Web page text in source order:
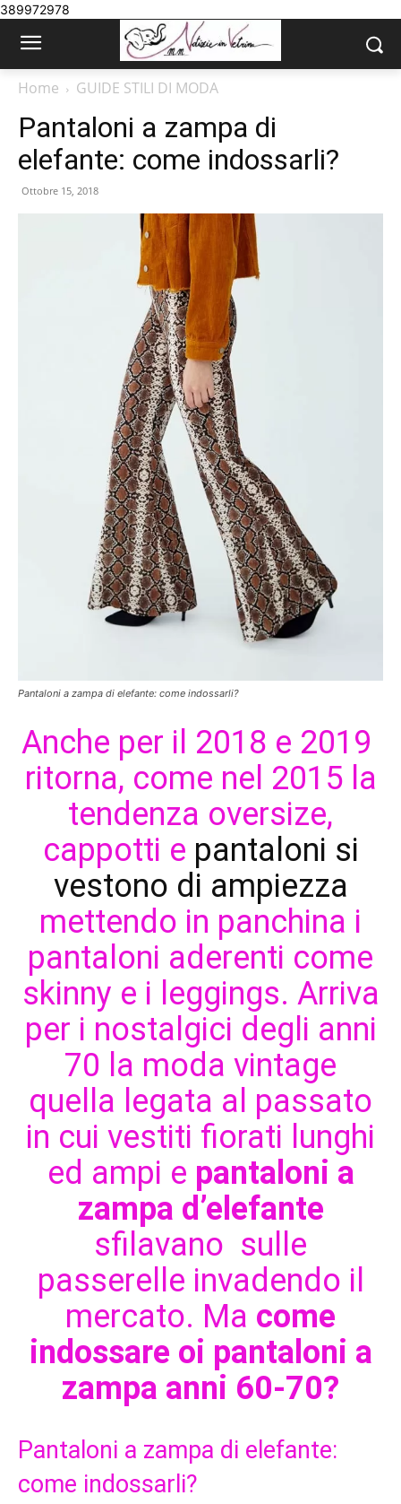
389972978
Home GUIDE STILI DI MODA
Pantaloni a zampa di
elefante: come indossarli?
Ottobre 15, 2018
Pantaloni a zampa di elefante: come indossarli?
Anche per il 2018 e 2019
ritorna, come nel 2015 la
tendenza oversize,
cappotti e pantaloni si
vestono di ampiezza
mettendo in panchina i
pantaloni aderenti come
skinny e i leggings. Arriva
per i nostalgici degli anni
70 la moda vintage
quella legata al passato
in cui vestiti fiorati lunghi
ed ampi e pantaloni a
zampa d’elefante
sfilavano sulle
passerelle invadendo il
mercato. Ma come
indossare oi pantaloni a
zampa anni 60-70?
Pantaloni a zampa di elefante:
come indossarli?